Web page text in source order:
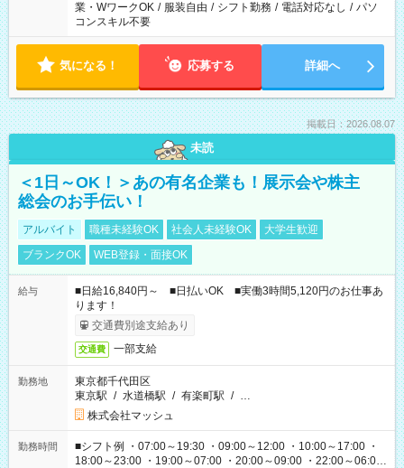
業・WワークOK / 服装自由 / シフト勤務 / 電話対応なし / パソ
コンスキル不要
気になる！ 応募する 詳細へ
掲載日：2026.08.07
未読
＜1日～OK！＞あの有名企業も！展示会や株主
総会のお手伝い！
アルバイト 職種未経験OK 社会人未経験OK
大学生歓迎
ブランクOK
WEB登録・面接OK
給与
■日給16,840円～ ■日払いOK ■実働3時間5,120円のお仕事あ
ります！
交通費別途支給あり
交通費 一部支給
勤務地
東京都千代田区
東京駅 / 水道橋駅 / 有楽町駅 / …
株式会社マッシュ
勤務時間
■シフト例 ・07:00～19:30 ・09:00～12:00 ・10:00～17:00 ・
18:00～23:00 ・19:00～07:00 ・20:00～09:00 ・22:00～06:00